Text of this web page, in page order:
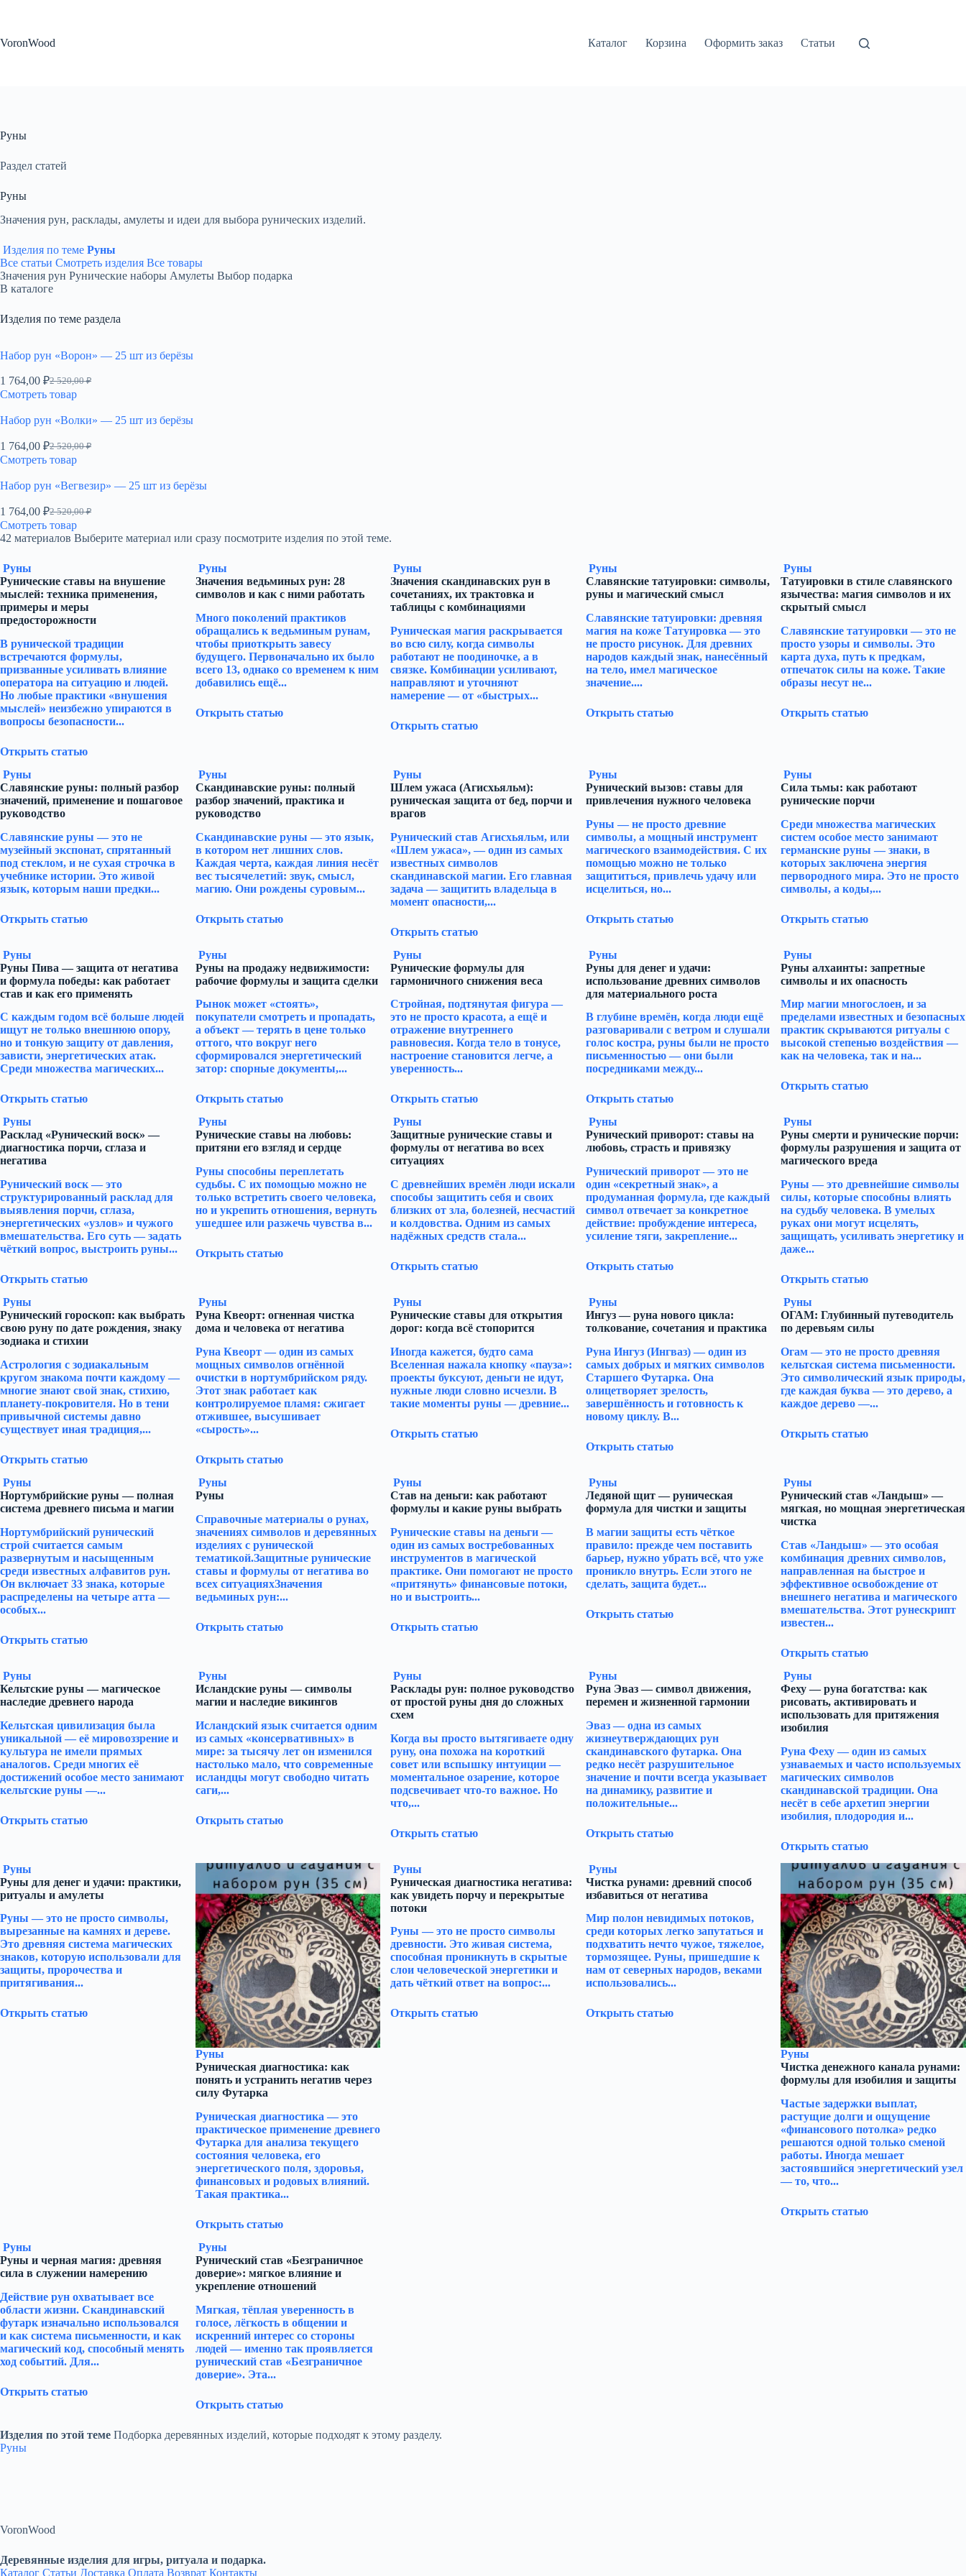
VoronWood
Каталог Корзина Оформить заказ Статьи
Руны
Раздел статей
Руны
Значения рун, расклады, амулеты и идеи для выбора рунических изделий.
Изделия по теме Руны
Все статьи Смотреть изделия Все товары
Значения рун Рунические наборы Амулеты Выбор подарка
В каталоге
Изделия по теме раздела
Набор рун «Ворон» — 25 шт из берёзы
2 520,00₽
Первоначальная
цена
2
520,00 ₽.
1 764,00 ₽
Текущая
цена:
764,00 ₽.
Смотреть товар
Набор рун «Волки» — 25 шт из берёзы
2 520,00₽
Первоначальная
цена
2
520,00 ₽.
1 764,00 ₽
Текущая
цена:
764,00 ₽.
Смотреть товар
Набор рун «Вегвезир» — 25 шт из берёзы
2 520,00₽
Первоначальная
цена
составляла
1 764,00 ₽
Текущая
цена:
1
Смотреть товар
42 материалов Выберите материал или сразу посмотрите изделия по этой теме.
Руны
Рунические ставы на внушение
мыслей: техника применения,
примеры и меры
предосторожности
В рунической традиции
встречаются формулы,
призванные усиливать влияние
оператора на ситуацию и людей.
Но любые практики «внушения
мыслей» неизбежно упираются в
вопросы безопасности...
Открыть статью
Руны
Значения ведьминых рун: 28
символов и как с ними работать
Много поколений практиков
обращались к ведьминым рунам,
чтобы приоткрыть завесу
будущего. Первоначально их было
всего 13, однако со временем к ним
добавились ещё...
Открыть статью
Руны
Значения скандинавских рун в
сочетаниях, их трактовка и
таблицы с комбинациями
Руническая магия раскрывается
во всю силу, когда символы
работают не поодиночке, а в
связке. Комбинации усиливают,
направляют и уточняют
намерение — от «быстрых...
Открыть статью
Руны
Славянские татуировки: символы,
руны и магический смысл
Славянские татуировки: древняя
магия на коже Татуировка — это
не просто рисунок. Для древних
народов каждый знак, нанесённый
на тело, имел магическое
значение....
Открыть статью
Руны
Татуировки в стиле славянского
язычества: магия символов и их
скрытый смысл
Славянские татуировки — это не
просто узоры и символы. Это
карта духа, путь к предкам,
отпечаток силы на коже. Такие
образы несут не...
Открыть статью
Руны
Славянские руны: полный разбор
значений, применение и пошаговое
руководство
Славянские руны — это не
музейный экспонат, спрятанный
под стеклом, и не сухая строчка в
учебнике истории. Это живой
язык, которым наши предки...
Открыть статью
Руны
Скандинавские руны: полный
разбор значений, практика и
руководство
Скандинавские руны — это язык,
в котором нет лишних слов.
Каждая черта, каждая линия несёт
вес тысячелетий: звук, смысл,
магию. Они рождены суровым...
Открыть статью
Руны
Шлем ужаса (Агисхьяльм):
руническая защита от бед, порчи и
врагов
Рунический став Агисхьяльм, или
«Шлем ужаса», — один из самых
известных символов
скандинавской магии. Его главная
задача — защитить владельца в
момент опасности,...
Открыть статью
Руны
Рунический вызов: ставы для
привлечения нужного человека
Руны — не просто древние
символы, а мощный инструмент
магического взаимодействия. С их
помощью можно не только
защититься, привлечь удачу или
исцелиться, но...
Открыть статью
Руны
Сила тьмы: как работают
рунические порчи
Среди множества магических
систем особое место занимают
германские руны — знаки, в
которых заключена энергия
первородного мира. Это не просто
символы, а коды,...
Открыть статью
Руны
Руны Пива — защита от негатива
и формула победы: как работает
став и как его применять
С каждым годом всё больше людей
ищут не только внешнюю опору,
но и тонкую защиту от давления,
зависти, энергетических атак.
Среди множества магических...
Открыть статью
Руны
Руны на продажу недвижимости:
рабочие формулы и защита сделки
Рынок может «стоять»,
покупатели смотреть и пропадать,
а объект — терять в цене только
оттого, что вокруг него
сформировался энергетический
затор: спорные документы,...
Открыть статью
Руны
Рунические формулы для
гармоничного снижения веса
Стройная, подтянутая фигура —
это не просто красота, а ещё и
отражение внутреннего
равновесия. Когда тело в тонусе,
настроение становится легче, а
уверенность...
Открыть статью
Руны
Руны для денег и удачи:
использование древних символов
для материального роста
В глубине времён, когда люди ещё
разговаривали с ветром и слушали
голос костра, руны были не просто
письменностью — они были
посредниками между...
Открыть статью
Руны
Руны алхаинты: запретные
символы и их опасность
Мир магии многослоен, и за
пределами известных и безопасных
практик скрываются ритуалы с
высокой степенью воздействия —
как на человека, так и на...
Открыть статью
Руны
Расклад «Рунический воск» —
диагностика порчи, сглаза и
негатива
Рунический воск — это
структурированный расклад для
выявления порчи, сглаза,
энергетических «узлов» и чужого
вмешательства. Его суть — задать
чёткий вопрос, выстроить руны...
Открыть статью
Руны
Рунические ставы на любовь:
притяни его взгляд и сердце
Руны способны переплетать
судьбы. С их помощью можно не
только встретить своего человека,
но и укрепить отношения, вернуть
ушедшее или разжечь чувства в...
Открыть статью
Руны
Защитные рунические ставы и
формулы от негатива во всех
ситуациях
С древнейших времён люди искали
способы защитить себя и своих
близких от зла, болезней, несчастий
и колдовства. Одним из самых
надёжных средств стала...
Открыть статью
Руны
Рунический приворот: ставы на
любовь, страсть и привязку
Рунический приворот — это не
один «секретный знак», а
продуманная формула, где каждый
символ отвечает за конкретное
действие: пробуждение интереса,
усиление тяги, закрепление...
Открыть статью
Руны
Руны смерти и рунические порчи:
формулы разрушения и защита от
магического вреда
Руны — это древнейшие символы
силы, которые способны влиять
на судьбу человека. В умелых
руках они могут исцелять,
защищать, усиливать энергетику и
даже...
Открыть статью
Руны
Рунический гороскоп: как выбрать
свою руну по дате рождения, знаку
зодиака и стихии
Астрология с зодиакальным
кругом знакома почти каждому —
многие знают свой знак, стихию,
планету-покровителя. Но в тени
привычной системы давно
существует иная традиция,...
Открыть статью
Руны
Руна Квеорт: огненная чистка
дома и человека от негатива
Руна Квеорт — один из самых
мощных символов огнённой
очистки в нортумбрийском ряду.
Этот знак работает как
контролируемое пламя: сжигает
отжившее, высушивает
«сырость»...
Открыть статью
Руны
Рунические ставы для открытия
дорог: когда всё стопорится
Иногда кажется, будто сама
Вселенная нажала кнопку «пауза»:
проекты буксуют, деньги не идут,
нужные люди словно исчезли. В
такие моменты руны — древние...
Открыть статью
Руны
Ингуз — руна нового цикла:
толкование, сочетания и практика
Руна Ингуз (Ингваз) — один из
самых добрых и мягких символов
Старшего Футарка. Она
олицетворяет зрелость,
завершённость и готовность к
новому циклу. В...
Открыть статью
Руны
ОГАМ: Глубинный путеводитель
по деревьям силы
Огам — это не просто древняя
кельтская система письменности.
Это символический язык природы,
где каждая буква — это дерево, а
каждое дерево —...
Открыть статью
Руны
Нортумбрийские руны — полная
система древнего письма и магии
Нортумбрийский рунический
строй считается самым
развернутым и насыщенным
среди известных алфавитов рун.
Он включает 33 знака, которые
распределены на четыре атта —
особых...
Открыть статью
Руны
Руны
Справочные материалы о рунах,
значениях символов и деревянных
изделиях с рунической
тематикой.Защитные рунические
ставы и формулы от негатива во
всех ситуацияхЗначения
ведьминых рун:...
Открыть статью
Руны
Став на деньги: как работают
формулы и какие руны выбрать
Рунические ставы на деньги —
один из самых востребованных
инструментов в магической
практике. Они помогают не просто
«притянуть» финансовые потоки,
но и выстроить...
Открыть статью
Руны
Ледяной щит — руническая
формула для чистки и защиты
В магии защиты есть чёткое
правило: прежде чем поставить
барьер, нужно убрать всё, что уже
проникло внутрь. Если этого не
сделать, защита будет...
Открыть статью
Руны
Рунический став «Ландыш» —
мягкая, но мощная энергетическая
чистка
Став «Ландыш» — это особая
комбинация древних символов,
направленная на быстрое и
эффективное освобождение от
внешнего негатива и магического
вмешательства. Этот рунескрипт
известен...
Открыть статью
Руны
Кельтские руны — магическое
наследие древнего народа
Кельтская цивилизация была
уникальной — её мировоззрение и
культура не имели прямых
аналогов. Среди многих её
достижений особое место занимают
кельтские руны —...
Открыть статью
Руны
Исландские руны — символы
магии и наследие викингов
Исландский язык считается одним
из самых «консервативных» в
мире: за тысячу лет он изменился
настолько мало, что современные
исландцы могут свободно читать
саги,...
Открыть статью
Руны
Расклады рун: полное руководство
от простой руны дня до сложных
схем
Когда вы просто вытягиваете одну
руну, она похожа на короткий
совет или вспышку интуиции —
моментальное озарение, которое
подсвечивает что-то важное. Но
что,...
Открыть статью
Руны
Руна Эваз — символ движения,
перемен и жизненной гармонии
Эваз — одна из самых
жизнеутверждающих рун
скандинавского футарка. Она
редко несёт разрушительное
значение и почти всегда указывает
на динамику, развитие и
положительные...
Открыть статью
Руны
Феху — руна богатства: как
рисовать, активировать и
использовать для притяжения
изобилия
Руна Феху — один из самых
узнаваемых и часто используемых
магических символов
скандинавской традиции. Она
несёт в себе архетип энергии
изобилия, плодородия и...
Открыть статью
Руны
Руны для денег и удачи: практики,
ритуалы и амулеты
Руны — это не просто символы,
вырезанные на камнях и дереве.
Это древняя система магических
знаков, которую использовали для
защиты, пророчества и
притягивания...
Открыть статью
Руны
Руническая диагностика: как
понять и устранить негатив через
силу Футарка
Руническая диагностика — это
практическое применение древнего
Футарка для анализа текущего
состояния человека, его
энергетического поля, здоровья,
финансовых и родовых влияний.
Такая практика...
Открыть статью
Руны
Руническая диагностика негатива:
как увидеть порчу и перекрытые
потоки
Руны — это не просто символы
древности. Это живая система,
способная проникнуть в скрытые
слои человеческой энергетики и
дать чёткий ответ на вопрос:...
Открыть статью
Руны
Чистка рунами: древний способ
избавиться от негатива
Мир полон невидимых потоков,
среди которых легко запутаться и
подхватить нечто чужое, тяжелое,
тормозящее. Руны, пришедшие к
нам от северных народов, веками
использовались...
Открыть статью
Руны
Чистка денежного канала рунами:
формулы для изобилия и защиты
Частые задержки выплат,
растущие долги и ощущение
«финансового потолка» редко
решаются одной только сменой
работы. Иногда мешает
застоявшийся энергетический узел
— то, что...
Открыть статью
Руны
Руны и черная магия: древняя
сила в служении намерению
Действие рун охватывает все
области жизни. Скандинавский
футарк изначально использовался
и как система письменности, и как
магический код, способный менять
ход событий. Для...
Открыть статью
Руны
Рунический став «Безграничное
доверие»: мягкое влияние и
укрепление отношений
Мягкая, тёплая уверенность в
голосе, лёгкость в общении и
искренний интерес со стороны
людей — именно так проявляется
рунический став «Безграничное
доверие». Эта...
Открыть статью
Изделия по этой теме Подборка деревянных изделий, которые подходят к этому разделу.
Руны
VoronWood
Деревянные изделия для игры, ритуала и подарка.
Каталог Статьи Доставка Оплата Возврат Контакты